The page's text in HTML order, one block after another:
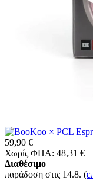
59,90 €
Χωρίς ΦΠΑ: 48,31 €
Διαθέσιμο
παράδοση στις 14.8. (